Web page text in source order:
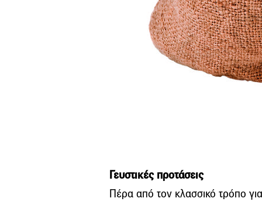
Γευστικές προτάσεις
Πέρα από τον κλασσικό τρόπο